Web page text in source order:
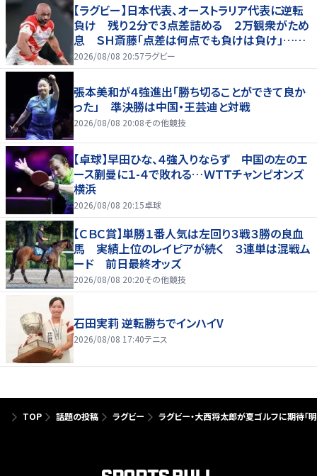
【ラグビー】日本代表、オーストラリア代表に逆転
負け 残り２分で３点差詰める ２万観衆がため
息 ＳＨ斎藤「点差は何点でも負けは負け」…前
半にＳＯ伊藤龍が先制トライ、３２ー３５で惜敗
2026/08/08 20:57ラグビー
張本美和が４強進出「勝ち切ることができて良か
った」 準決勝は中国・王芸迪と対戦
2026/08/08 20:08その他競技
【卓球】早田ひな、４強入りならず 中国の左のエ
ース蒯曼に１-４で敗れる…ＷＴＴチャンピオンズ
横浜
2026/08/08 20:15卓球
【ＣＢＣ賞】単勝１番人気は左回り３戦３勝の良血
馬 実績上位のレイピアが続く ３連単は混戦ム
ード 前日最終オッズ
2026/08/08 20:20その他競技
石田実莉 逆転勝ちでインハイV
2026/08/08 17:40テニス
TOP 話題の投稿 ラグビー ラグビー・大西将太郎が夏ゴルフに期待「